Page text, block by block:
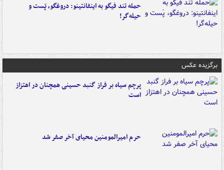
حمله تند فیگو به اینفانتینو: دروغگو، پَست‌ و
حیله‌گر!
برگزیده عکس
پرچم سیاه بر فراز گنبد حسینی همچنان در اهتزاز
است
حرم امیرالمومنین محیای آخر صفر شد